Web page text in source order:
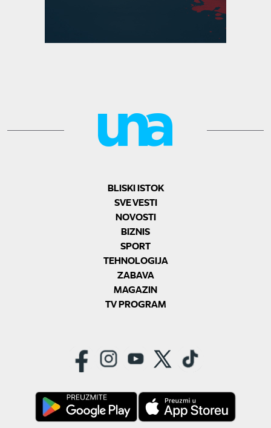
BLISKI ISTOK
SVE VESTI
NOVOSTI
BIZNIS
SPORT
TEHNOLOGIJA
ZABAVA
MAGAZIN
TV PROGRAM